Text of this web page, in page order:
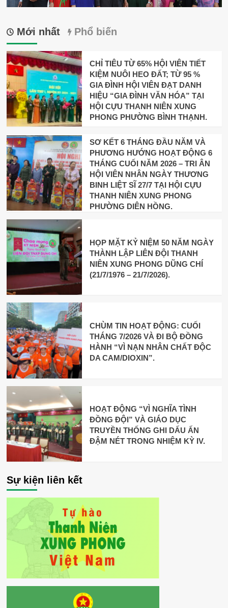
Mới nhất Phổ biến
CHỈ TIÊU TỪ 65% HỘI VIÊN TIẾT
KIỆM NUÔI HEO ĐẤT; TỪ 95 %
GIA ĐÌNH HỘI VIÊN ĐẠT DANH
HIỆU “GIA ĐÌNH VĂN HÓA” TẠI
HỘI CỰU THANH NIÊN XUNG
PHONG PHƯỜNG BÌNH THẠNH.
SƠ KẾT 6 THÁNG ĐẦU NĂM VÀ
PHƯƠNG HƯỚNG HOẠT ĐỘNG 6
THÁNG CUỐI NĂM 2026 – TRI ÂN
HỘI VIÊN NHÂN NGÀY THƯƠNG
BINH LIỆT SĨ 27/7 TẠI HỘI CỰU
THANH NIÊN XUNG PHONG
PHƯỜNG DIÊN HỒNG.
HỌP MẶT KỶ NIỆM 50 NĂM NGÀY
THÀNH LẬP LIÊN ĐỘI THANH
NIÊN XUNG PHONG DŨNG CHÍ
(21/7/1976 – 21/7/2026).
CHÙM TIN HOẠT ĐỘNG: CUỐI
THÁNG 7/2026 VÀ ĐI BỘ ĐỒNG
HÀNH “VÌ NẠN NHÂN CHẤT ĐỘC
DA CAM/DIOXIN”.
HOẠT ĐỘNG “VÌ NGHĨA TÌNH
ĐỒNG ĐỘI” VÀ GIÁO DỤC
TRUYỀN THỐNG GHI DẤU ẤN
ĐẬM NÉT TRONG NHIỆM KỲ IV.
Sự kiện liên kết